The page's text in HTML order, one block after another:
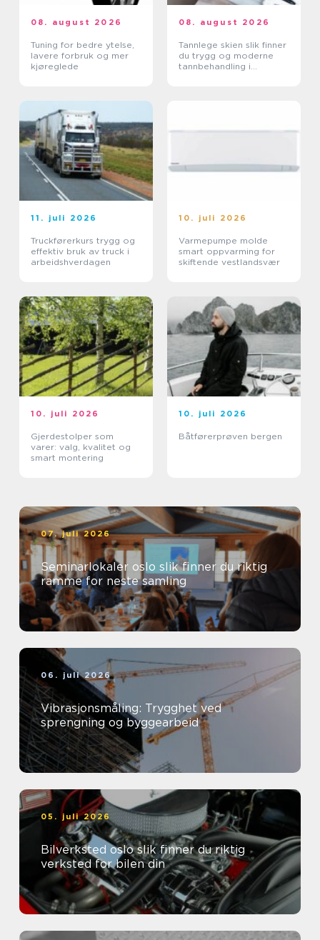
08. august 2026
Tuning for bedre ytelse,
lavere forbruk og mer
kjøreglede
08. august 2026
Tannlege skien slik finner
du trygg og moderne
tannbehandling i
11. juli 2026
Truckførerkurs trygg og
effektiv bruk av truck i
arbeidshverdagen
10. juli 2026
Varmepumpe molde
smart oppvarming for
skiftende vestlandsvær
10. juli 2026
Gjerdestolper som
varer: valg, kvalitet og
smart montering
10. juli 2026
Båtførerprøven bergen
07. juli 2026
Seminarlokaler oslo slik finner du riktig
ramme for neste samling
06. juli 2026
Vibrasjonsmåling: Trygghet ved
sprengning og byggearbeid
05. juli 2026
Bilverksted oslo slik finner du riktig
verksted for bilen din